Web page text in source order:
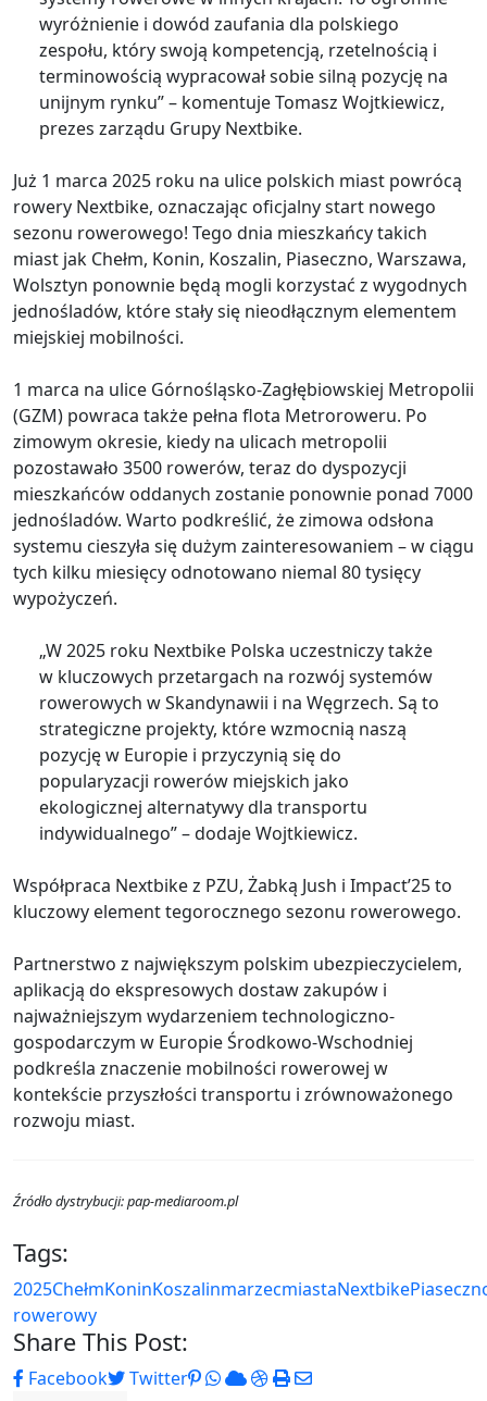
wyróżnienie i dowód zaufania dla polskiego
zespołu, który swoją kompetencją, rzetelnością i
terminowością wypracował sobie silną pozycję na
unijnym rynku” – komentuje Tomasz Wojtkiewicz,
prezes zarządu Grupy Nextbike.
Już 1 marca 2025 roku na ulice polskich miast powrócą
rowery Nextbike, oznaczając oficjalny start nowego
sezonu rowerowego! Tego dnia mieszkańcy takich
miast jak Chełm, Konin, Koszalin, Piaseczno, Warszawa,
Wolsztyn ponownie będą mogli korzystać z wygodnych
jednośladów, które stały się nieodłącznym elementem
miejskiej mobilności.
1 marca na ulice Górnośląsko-Zagłębiowskiej Metropolii
(GZM) powraca także pełna flota Metroroweru. Po
zimowym okresie, kiedy na ulicach metropolii
pozostawało 3500 rowerów, teraz do dyspozycji
mieszkańców oddanych zostanie ponownie ponad 7000
jednośladów. Warto podkreślić, że zimowa odsłona
systemu cieszyła się dużym zainteresowaniem – w ciągu
tych kilku miesięcy odnotowano niemal 80 tysięcy
wypożyczeń.
„W 2025 roku Nextbike Polska uczestniczy także
w kluczowych przetargach na rozwój systemów
rowerowych w Skandynawii i na Węgrzech. Są to
strategiczne projekty, które wzmocnią naszą
pozycję w Europie i przyczynią się do
popularyzacji rowerów miejskich jako
ekologicznej alternatywy dla transportu
indywidualnego” – dodaje Wojtkiewicz.
Współpraca Nextbike z PZU, Żabką Jush i Impact’25 to
kluczowy element tegorocznego sezonu rowerowego.
Partnerstwo z największym polskim ubezpieczycielem,
aplikacją do ekspresowych dostaw zakupów i
najważniejszym wydarzeniem technologiczno-
gospodarczym w Europie Środkowo-Wschodniej
podkreśla znaczenie mobilności rowerowej w
kontekście przyszłości transportu i zrównoważonego
rozwoju miast.
Źródło dystrybucji: pap-mediaroom.pl
Tags:
2025ChełmKoninKoszalinmarzecmiastaNextbike
rowerowy
Share This Post:
Facebook Twitter Pinterest
Whatsapp
CloudStumbleUpon
PrintShare